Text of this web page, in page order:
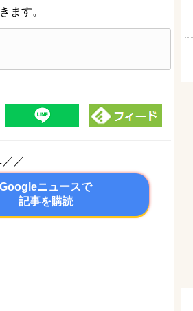
ます。
／／
Googleニュースで
記事を購読